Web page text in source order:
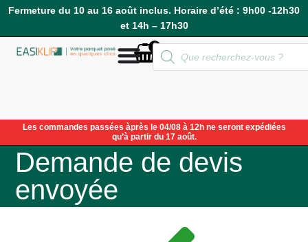
Fermeture du 10 au 16 août inclus. Horaire d’été : 9h00 -12h30
et 14h – 17h30
Compte
0
Les commandes passées àprès le 04/08 à 12h ne seront expédiées
qu’à partir du 17 août.
Demande de devis
envoyée